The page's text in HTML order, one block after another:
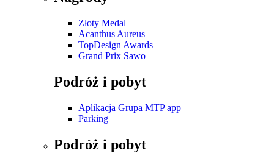
Złoty Medal
Acanthus Aureus
TopDesign Awards
Grand Prix Sawo
Podróż i pobyt
Aplikacja Grupa MTP app
Parking
Podróż i pobyt